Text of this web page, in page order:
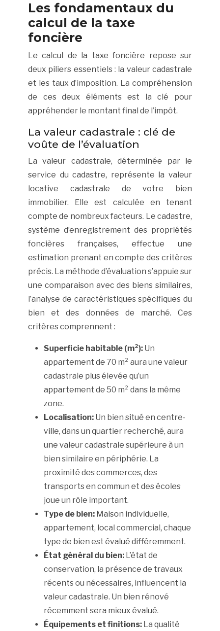
Les fondamentaux du
calcul de la taxe
foncière
Le calcul de la taxe foncière repose sur
deux piliers essentiels : la valeur cadastrale
et les taux d’imposition. La compréhension
de ces deux éléments est la clé pour
appréhender le montant final de l’impôt.
La valeur cadastrale : clé de
voûte de l’évaluation
La valeur cadastrale, déterminée par le
service du cadastre, représente la valeur
locative cadastrale de votre bien
immobilier. Elle est calculée en tenant
compte de nombreux facteurs. Le cadastre,
système d’enregistrement des propriétés
foncières françaises, effectue une
estimation prenant en compte des critères
précis. La méthode d’évaluation s’appuie sur
une comparaison avec des biens similaires,
l’analyse de caractéristiques spécifiques du
bien et des données de marché. Ces
critères comprennent :
Superficie habitable (m²): Un
appartement de 70 m² aura une valeur
cadastrale plus élevée qu’un
appartement de 50 m² dans la même
zone.
Localisation: Un bien situé en centre-
ville, dans un quartier recherché, aura
une valeur cadastrale supérieure à un
bien similaire en périphérie. La
proximité des commerces, des
transports en commun et des écoles
joue un rôle important.
Type de bien: Maison individuelle,
appartement, local commercial, chaque
type de bien est évalué différemment.
État général du bien: L’état de
conservation, la présence de travaux
récents ou nécessaires, influencent la
valeur cadastrale. Un bien rénové
récemment sera mieux évalué.
Équipements et finitions: La qualité